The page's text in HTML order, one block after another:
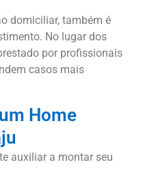
domiciliar, também é
No lugar dos
por profissionais
casos mais
Home
auxiliar a montar seu